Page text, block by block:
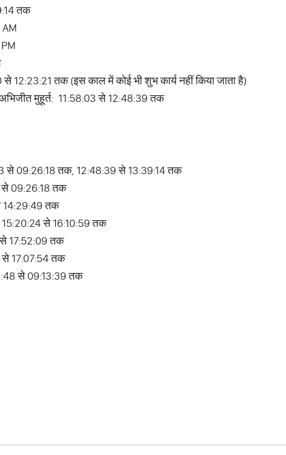
तक
12:23:21 तक (इस काल में कोई भी शुभ कार्य नहीं किया जाता है)
मुहूर्त: 11:58:03 से 12:48:39 तक
से 09:26:18 तक, 12:48:39 से 13:39:14 तक
09:26:18 तक
तक
15:20:24 से 16:10:59 तक
17:52:09 तक
17:07:54 तक
से 09:13:39 तक